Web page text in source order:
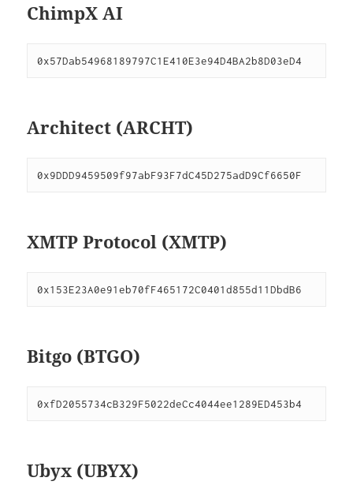
ChimpX AI
0x57Dab54968189797C1E410E3e94D4BA2b8D03eD4
Architect (ARCHT)
0x9DDD9459509f97abF93F7dC45D275adD9Cf6650F
XMTP Protocol (XMTP)
0x153E23A0e91eb70fF465172C0401d855d11DbdB6
Bitgo (BTGO)
0xfD2055734cB329F5022deCc4044ee1289ED453b4
Ubyx (UBYX)